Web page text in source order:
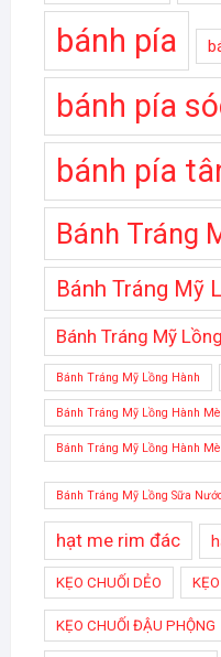
bánh pía
bánh pía
bánh pía
Bánh Tráng
Bánh Tráng Mỹ
Bánh Tráng Mỹ
Bánh Tráng Mỹ Lồng Hành
Bánh Tráng Mỹ Lồng Hành
Bánh Tráng Mỹ Lồng Hành
Bánh Tráng Mỹ Lồng Sữa
hạt me rim đác
KẸO CHUỐI DẺO
KẸO CHUỐI ĐẬU PHỘNG